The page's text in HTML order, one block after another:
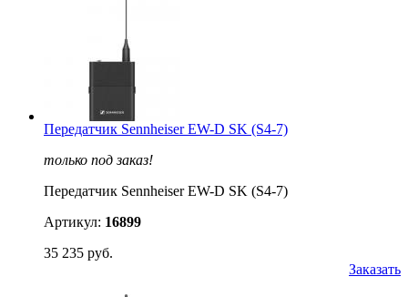
Передатчик Sennheiser EW-D SK (S4-7)
только под заказ!
Передатчик Sennheiser EW-D SK (S4-7)
Артикул: 16899
35 235 руб.
Заказать